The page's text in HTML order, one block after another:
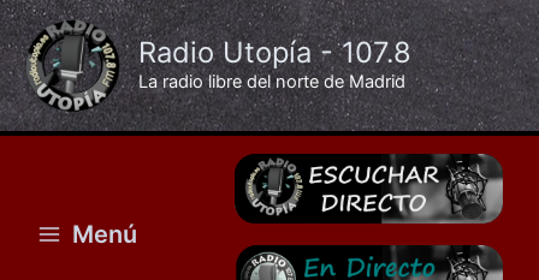
Ir
al
contenido
Radio Utopía - 107.8
La radio libre del norte de Madrid
Menú